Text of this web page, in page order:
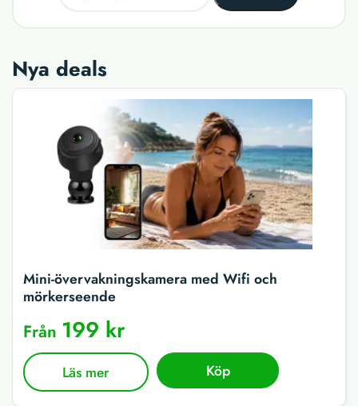
Nya deals
Mini-övervakningskamera med Wifi och
mörkerseende
Från 199 kr
Läs mer Köp